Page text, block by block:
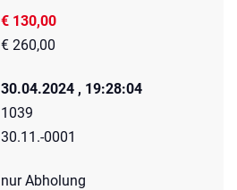
€ 130,00
€ 260,00
30.04.2024 , 19:28:04
1039
30.11.-0001
nur Abholung